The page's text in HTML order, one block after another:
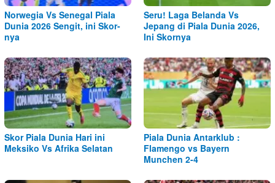
Norwegia Vs Senegal Piala
Dunia 2026 Sengit, ini Skor-
nya
Seru! Laga Belanda Vs
Jepang di Piala Dunia 2026,
Ini Skornya
Skor Piala Dunia Hari ini
Meksiko Vs Afrika Selatan
Piala Dunia Antarklub :
Flamengo vs Bayern
Munchen 2-4